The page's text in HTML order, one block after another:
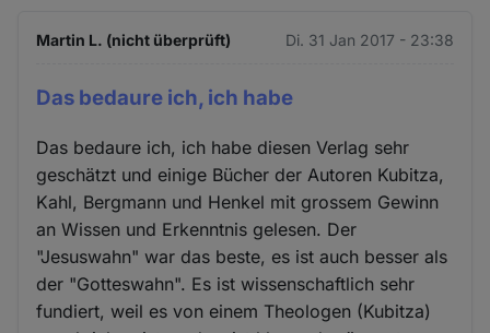
Martin L. (nicht überprüft) Di. 31 Jan 2017 - 23:38
Das bedaure ich, ich habe
Das bedaure ich, ich habe diesen Verlag sehr
geschätzt und einige Bücher der Autoren Kubitza,
Kahl, Bergmann und Henkel mit grossem Gewinn
an Wissen und Erkenntnis gelesen. Der
"Jesuswahn" war das beste, es ist auch besser als
der "Gotteswahn". Es ist wissenschaftlich sehr
fundiert, weil es von einem Theologen (Kubitza)